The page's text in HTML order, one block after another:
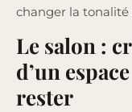
changer la tonalité
Le salon :
d’un
rester